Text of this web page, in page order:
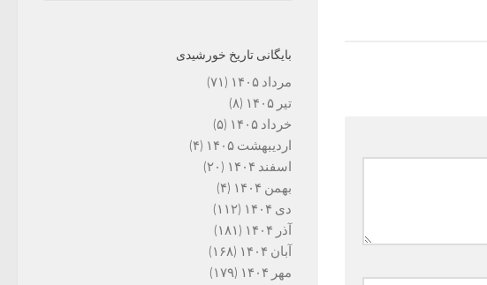
بایگانی تاریخ خورشیدی
مرداد ۱۴۰۵
(۷۱)
تیر ۱۴۰۵
(۸)
خرداد ۱۴۰۵
(۵)
اردیبهشت ۱۴۰۵
(۴)
اسفند ۱۴۰۴
(۲۰)
بهمن ۱۴۰۴
(۴)
دی ۱۴۰۴
(۱۱۲)
آذر ۱۴۰۴
(۱۸۱)
آبان ۱۴۰۴
(۱۶۸)
مهر ۱۴۰۴
(۱۷۹)